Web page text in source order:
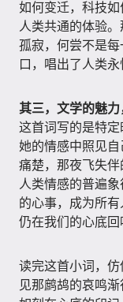
如何变迁，科技
人类共通的体验。
孤寂，何尝不是
口，唱出了人类永
其三，文学的魅力
这首词写的是特
她的情感中照见
痛楚，那夜飞失
人类情感的普遍
的心事，成为所
仍在我们的心底回
读完这首小词，
见那鹧鸪的哀鸣